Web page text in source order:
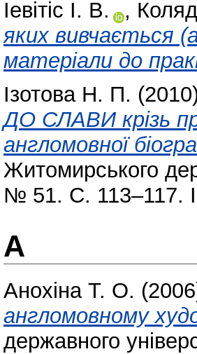
Іевітіс І. В. ,
яких вивчається
матеріали до
Ізотова Н. П.
ДО СЛАВИ крізь
англомовної
Житомирського
№ 51. С. 113–117.
А
Анохіна Т. О.
англомовному
державного